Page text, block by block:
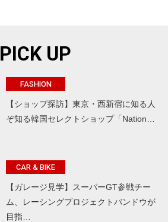
PICK UP
FASHION
【ショップ探訪】東京・西新宿に知る人
ぞ知る韓国セレクトショップ「Nation…
CAR & BIKE
【ガレージ見学】スーパーGT参戦チー
ム、レーシングプロジェクトバンドウが
目指…